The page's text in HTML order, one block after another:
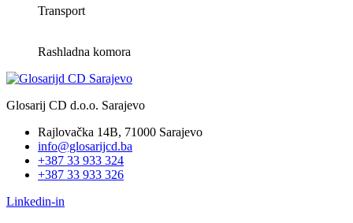
Transport
Rashladna komora
Glosarij CD d.o.o. Sarajevo
Rajlovačka 14B, 71000 Sarajevo
info@glosarijcd.ba
+387 33 933 324
+387 33 933 326
Linkedin-in